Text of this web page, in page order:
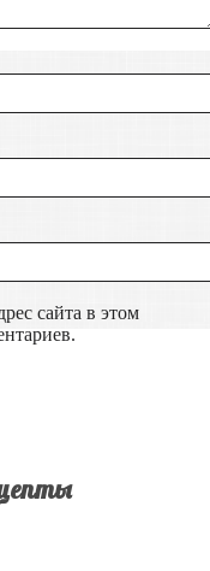
сайта в этом